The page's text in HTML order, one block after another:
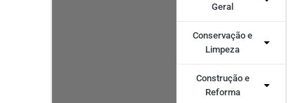
Geral
Conservação e
Limpeza
Construção e
Reforma